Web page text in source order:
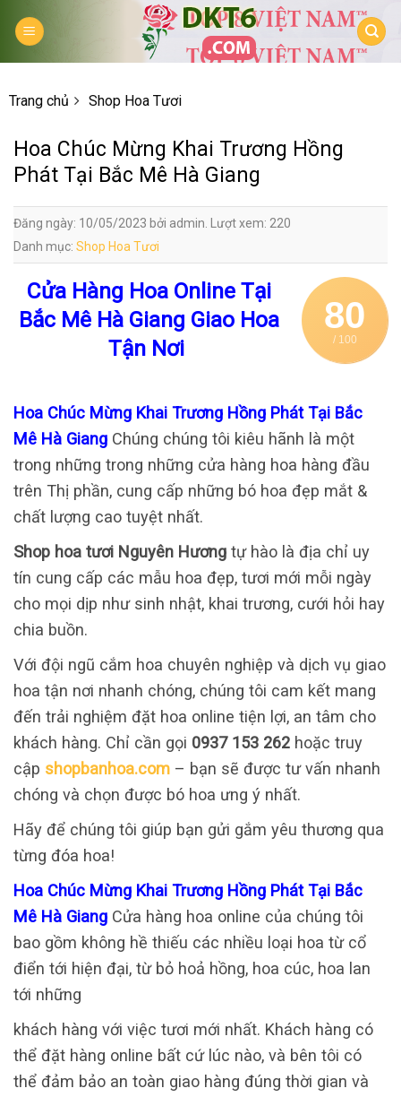
Trang chủ Shop Hoa Tươi
Hoa Chúc Mừng Khai Trương Hồng
Phát Tại Bắc Mê Hà Giang
Đăng ngày: 10/05/2023 bởi admin. Lượt xem: 220
Danh mục: Shop Hoa Tươi
80
/ 100
Cửa Hàng Hoa Online Tại
Bắc Mê Hà Giang Giao Hoa
Tận Nơi
Hoa Chúc Mừng Khai Trương Hồng Phát Tại Bắc
Mê Hà Giang Chúng chúng tôi kiêu hãnh là một
trong những trong những cửa hàng hoa hàng đầu
trên Thị phần, cung cấp những bó hoa đẹp mắt &
chất lượng cao tuyệt nhất.
Shop hoa tươi Nguyên Hương tự hào là địa chỉ uy
tín cung cấp các mẫu hoa đẹp, tươi mới mỗi ngày
cho mọi dịp như sinh nhật, khai trương, cưới hỏi hay
chia buồn.
Với đội ngũ cắm hoa chuyên nghiệp và dịch vụ giao
hoa tận nơi nhanh chóng, chúng tôi cam kết mang
đến trải nghiệm đặt hoa online tiện lợi, an tâm cho
khách hàng. Chỉ cần gọi 0937 153 262 hoặc truy
cập shopbanhoa.com – bạn sẽ được tư vấn nhanh
chóng và chọn được bó hoa ưng ý nhất.
Hãy để chúng tôi giúp bạn gửi gắm yêu thương qua
từng đóa hoa!
Hoa Chúc Mừng Khai Trương Hồng Phát Tại Bắc
Mê Hà Giang Cửa hàng hoa online của chúng tôi
bao gồm không hề thiếu các nhiều loại hoa từ cổ
điển tới hiện đại, từ bỏ hoả hồng, hoa cúc, hoa lan
tới những
khách hàng với việc tươi mới nhất. Khách hàng có
thể đặt hàng online bất cứ lúc nào, và bên tôi có
thể đảm bảo an toàn giao hàng đúng thời gian và